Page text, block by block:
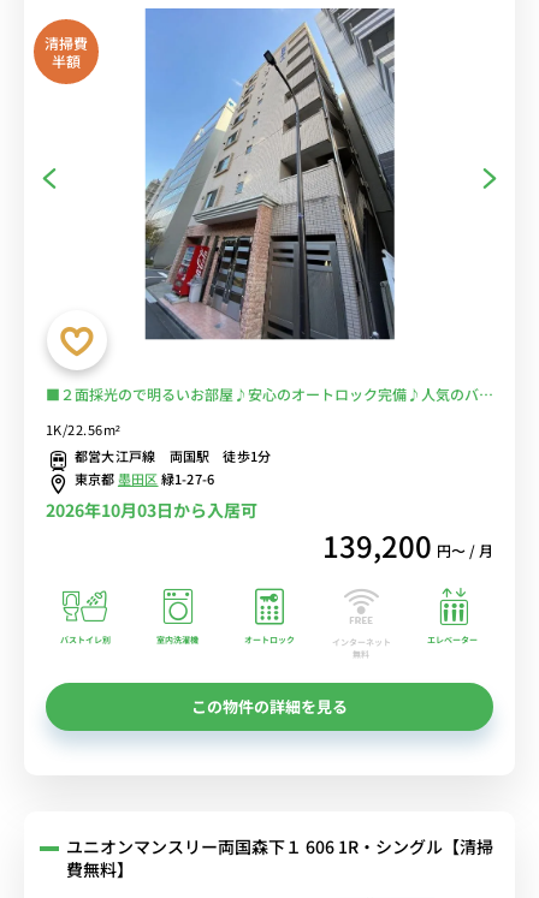
清掃費
半額
■２面採光ので明るいお部屋♪安心のオートロック完備♪人気のバス
「両国駅」徒歩１分/コンビニ至近の好立地！■選べるWi-Fi格安レン
タル中！
1K/22.56m²
都営大江戸線 両国駅 徒歩1分
東京都墨田区緑1-27-6
2026年10月03日から入居可
139,200 円〜 / 月
バストイレ別 室内洗濯機 オートロック
インターネット
無料
エレベーター
この物件の詳細を見る
ユニオンマンスリー両国森下１ 606 1R・シングル【清掃
費無料】